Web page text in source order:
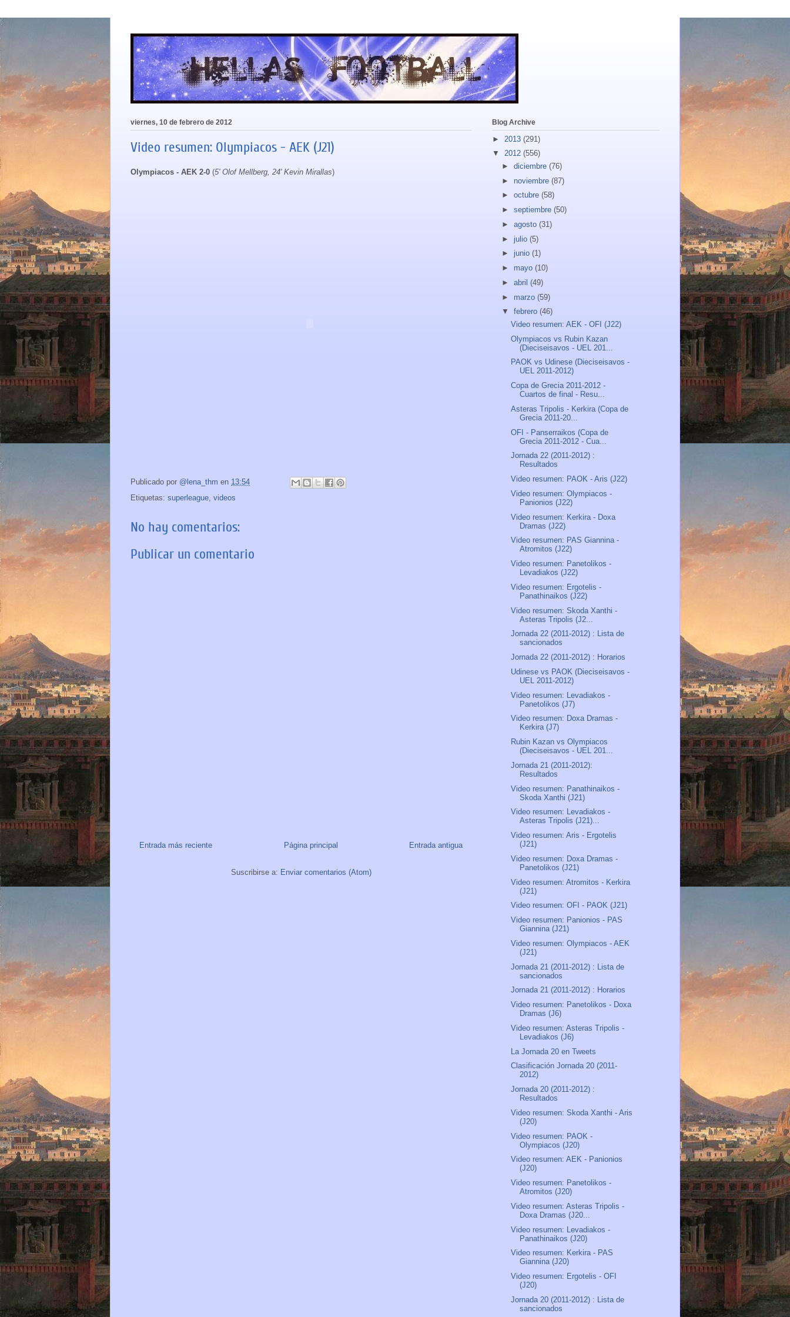
viernes, 10 de febrero de 2012
Video resumen: Olympiacos - AEK (J21)
Olympiacos - AEK 2-0 (5' Olof Mellberg, 24' Kevin Mirallas)
Publicado por @lena_thm en 13:54
Etiquetas: superleague videos
No hay comentarios:
Publicar un comentario
Entrada más reciente Entrada antigua
Página principal
Suscribirse a: Enviar comentarios (Atom)
Blog Archive
► 2013 (291)
▼ 2012 (556)
► diciembre (76)
► noviembre (87)
► octubre (58)
► septiembre (50)
► agosto (31)
► julio (5)
► junio (1)
► mayo (10)
► abril (49)
► marzo (59)
▼ febrero (46)
Video resumen: AEK - OFI (J22)
Olympiacos vs Rubin Kazan
(Dieciseisavos - UEL 201...
PAOK vs Udinese (Dieciseisavos -
UEL 2011-2012)
Copa de Grecia 2011-2012 -
Cuartos de final - Resu...
Asteras Tripolis - Kerkira (Copa de
Grecia 2011-20...
OFI - Panserraikos (Copa de
Grecia 2011-2012 - Cua...
Jornada 22 (2011-2012) :
Resultados
Video resumen: PAOK - Aris (J22)
Video resumen: Olympiacos -
Panionios (J22)
Video resumen: Kerkira - Doxa
Dramas (J22)
Video resumen: PAS Giannina -
Atromitos (J22)
Video resumen: Panetolikos -
Levadiakos (J22)
Video resumen: Ergotelis -
Panathinaikos (J22)
Video resumen: Skoda Xanthi -
Asteras Tripolis (J2...
Jornada 22 (2011-2012) : Lista de
sancionados
Jornada 22 (2011-2012) : Horarios
Udinese vs PAOK (Dieciseisavos -
UEL 2011-2012)
Video resumen: Levadiakos -
Panetolikos (J7)
Video resumen: Doxa Dramas -
Kerkira (J7)
Rubin Kazan vs Olympiacos
(Dieciseisavos - UEL 201...
Jornada 21 (2011-2012):
Resultados
Video resumen: Panathinaikos -
Skoda Xanthi (J21)
Video resumen: Levadiakos -
Asteras Tripolis (J21)...
Video resumen: Aris - Ergotelis
(J21)
Video resumen: Doxa Dramas -
Panetolikos (J21)
Video resumen: Atromitos - Kerkira
(J21)
Video resumen: OFI - PAOK (J21)
Video resumen: Panionios - PAS
Giannina (J21)
Video resumen: Olympiacos - AEK
(J21)
Jornada 21 (2011-2012) : Lista de
sancionados
Jornada 21 (2011-2012) : Horarios
Video resumen: Panetolikos - Doxa
Dramas (J6)
Video resumen: Asteras Tripolis -
Levadiakos (J6)
La Jornada 20 en Tweets
Clasificación Jornada 20 (2011-
2012)
Jornada 20 (2011-2012) :
Resultados
Video resumen: Skoda Xanthi - Aris
(J20)
Video resumen: PAOK -
Olympiacos (J20)
Video resumen: AEK - Panionios
(J20)
Video resumen: Panetolikos -
Atromitos (J20)
Video resumen: Asteras Tripolis -
Doxa Dramas (J20...
Video resumen: Levadiakos -
Panathinaikos (J20)
Video resumen: Kerkira - PAS
Giannina (J20)
Video resumen: Ergotelis - OFI
(J20)
Jornada 20 (2011-2012) : Lista de
sancionados